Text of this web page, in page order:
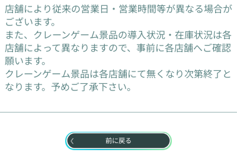
店舗により従来の営業日・営業時間等が異なる場合が
ございます。
また、クレーンゲーム景品の導入状況・在庫状況は各
店舗によって異なりますので、事前に各店舗へご確認
願います。
クレーンゲーム景品は各店舗にて無くなり次第終了と
なります。予めご了承下さい。
前に戻る